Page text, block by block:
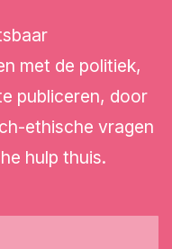
met de politiek,
publiceren, door
ethische vragen
hulp thuis.